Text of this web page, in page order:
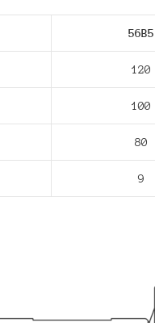
56В5
120
100
80
9